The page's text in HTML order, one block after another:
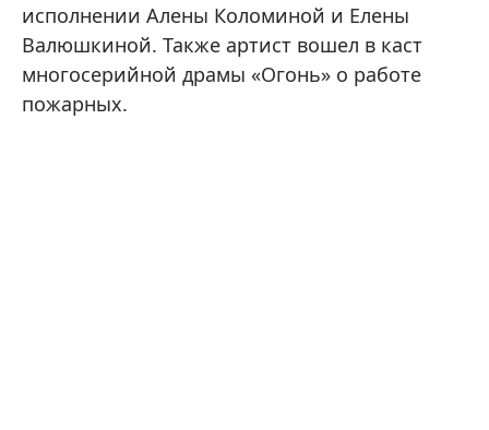
исполнении Алены Коломиной и Елены
Валюшкиной. Также артист вошел в каст
многосерийной драмы «Огонь» о работе
пожарных.